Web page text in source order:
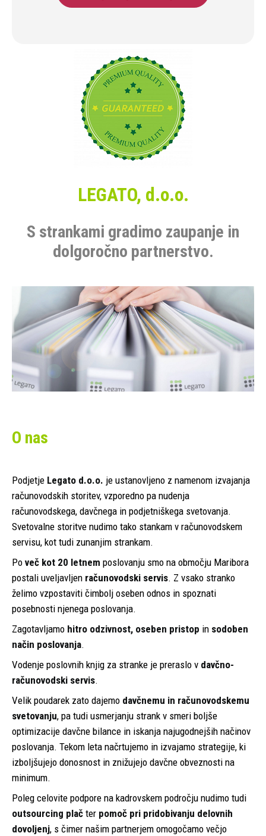
LEGATO, d.o.o.
S strankami gradimo zaupanje in
dolgoročno partnerstvo.
O nas
Podjetje Legato d.o.o. je ustanovljeno z namenom izvajanja
računovodskih storitev, vzporedno pa nudenja
računovodskega, davčnega in podjetniškega svetovanja.
Svetovalne storitve nudimo tako stankam v računovodskem
servisu, kot tudi zunanjim strankam.
Po več kot 20 letnem poslovanju smo na območju Maribora
postali uveljavljen računovodski servis. Z vsako stranko
želimo vzpostaviti čimbolj oseben odnos in spoznati
posebnosti njenega poslovanja.
Zagotavljamo hitro odzivnost, oseben pristop in sodoben
način poslovanja.
Vodenje poslovnih knjig za stranke je preraslo v davčno-
računovodski servis.
Velik poudarek zato dajemo davčnemu in računovodskemu
svetovanju, pa tudi usmerjanju strank v smeri boljše
optimizacije davčne bilance in iskanja najugodnejših načinov
poslovanja. Tekom leta načrtujemo in izvajamo strategije, ki
izboljšujejo donosnost in znižujejo davčne obveznosti na
minimum.
Poleg celovite podpore na kadrovskem področju nudimo tudi
outsourcing plač ter pomoč pri pridobivanju delovnih
dovoljenj, s čimer našim partnerjem omogočamo večjo